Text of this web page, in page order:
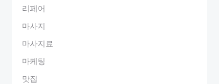
리페어
마사지
마사지료
마케팅
맛집